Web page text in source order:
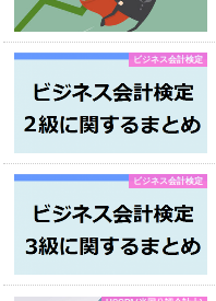
ビジネス会計検定
ビジネス会計検定